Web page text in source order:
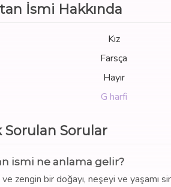
İsmi Hakkında
Kız
Farsça
Hayır
G harfi
Sorulan Sorular
ismi ne anlama gelir?
zengin bir doğayı, neşeyi ve yaşamı